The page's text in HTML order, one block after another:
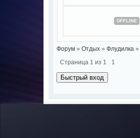
OFFLINE
Форум » Отдых » Флудилка »
Страница 1 из 1 1